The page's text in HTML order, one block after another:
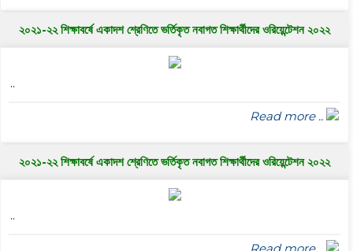
২০২১-২২ শিক্ষাবর্ষে একাদশ শ্রেণিতে ভর্তিকৃত নবাগত শিক্ষার্থীদের ওরিয়েন্টেশন ২০২২
..
Read more ..
২০২১-২২ শিক্ষাবর্ষে একাদশ শ্রেণিতে ভর্তিকৃত নবাগত শিক্ষার্থীদের ওরিয়েন্টেশন ২০২২
..